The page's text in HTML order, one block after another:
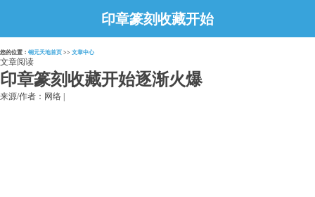
印章篆刻收藏开始
逐渐火爆
您的位置： 铜元天地首页 >> 文章中心
文章阅读
印章篆刻收藏开始逐渐火爆
来源/作者：网络 |